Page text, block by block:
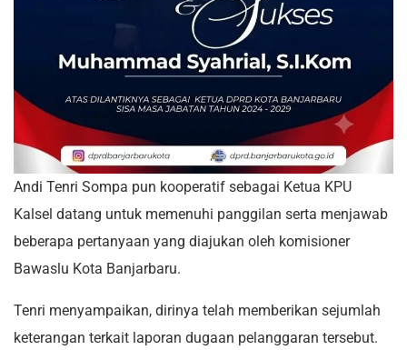
Andi Tenri Sompa pun kooperatif sebagai Ketua KPU
Kalsel datang untuk memenuhi panggilan serta menjawab
beberapa pertanyaan yang diajukan oleh komisioner
Bawaslu Kota Banjarbaru.
Tenri menyampaikan, dirinya telah memberikan sejumlah
keterangan terkait laporan dugaan pelanggaran tersebut.